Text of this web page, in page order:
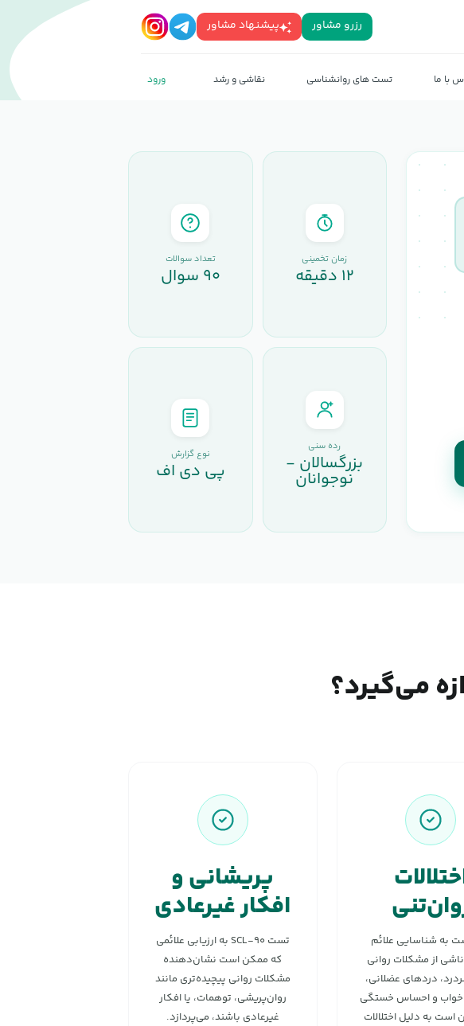
رزرو مشاور پیشنهاد مشاور
با ما تست های روانشناسی نقاشی و رشد ورود
زمان تخمینی
۱۲ دقیقه
تعداد سوالات
۹۰ سوال
رده سنی
بزرگسالان -
نوجوانان
نوع گزارش
پی دی اف
می‌گیرد؟
به شناسایی علائم
از مشکلات روانی
دردهای عضلانی،
و احساس خستگی
است به دلیل اختلالات
پریشانی و
افکار غیرعادی
تست SCL-۹۰ به ارزیابی علائمی
که ممکن است نشان‌دهنده
مشکلات روانی پیچیده‌تری مانند
روان‌پریشی، توهمات، یا افکار
غیرعادی باشند، می‌پردازد.